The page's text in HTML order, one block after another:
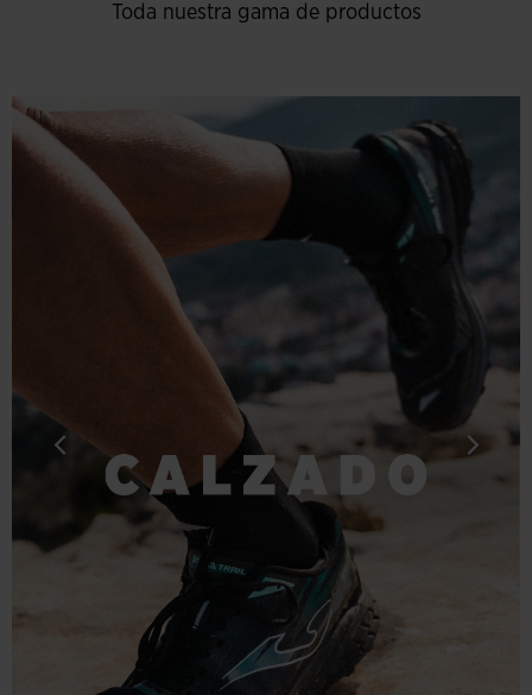
Toda nuestra gama de productos